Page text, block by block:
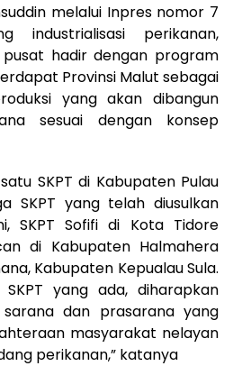
melalui Inpres nomor 7
industrialisasi perikanan,
hadir dengan program
Provinsi Malut sebagai
yang akan dibangun
sesuai dengan konsep
SKPT di Kabupaten Pulau
SKPT yang telah diusulkan
SKPT Sofifi di Kota Tidore
di Kabupaten Halmahera
Kabupaten Kepualau Sula.
yang ada, diharapkan
dan prasarana yang
masyarakat nelayan
perikanan,” katanya